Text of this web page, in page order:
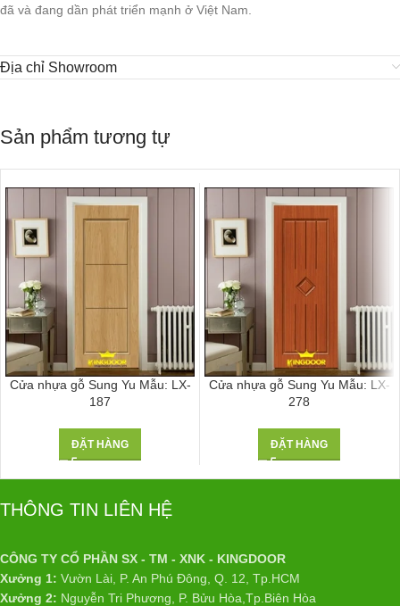
đã và đang dần phát triển mạnh ở Việt Nam.
Địa chỉ Showroom
Sản phẩm tương tự
Cửa nhựa gỗ Sung Yu Mẫu: LX-
187
ĐẶT HÀNG
Cửa nhựa gỗ Sung Yu Mẫu: LX-
278
ĐẶT HÀNG
THÔNG TIN LIÊN HỆ
CÔNG TY CỔ PHẦN SX - TM - XNK - KINGDOOR
Xưởng 1: Vườn Lài, P. An Phú Đông, Q. 12, Tp.HCM
Xưởng 2: Nguyễn Tri Phương, P. Bửu Hòa,Tp.Biên Hòa